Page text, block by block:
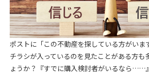
ポストに「この不動産を探している方がいま
チラシが入っているのを見たことがある方も
ょうか？『すでに購入検討者がいるなら……